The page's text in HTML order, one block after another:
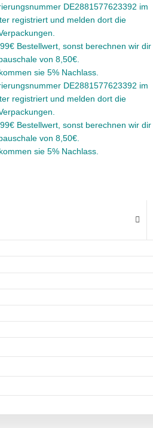
DE2881577623392 im
registriert und melden dort die
Bestellwert, sonst berechnen wir dir
von 8,50€.
sie 5% Nachlass.
DE2881577623392 im
registriert und melden dort die
Bestellwert, sonst berechnen wir dir
von 8,50€.
sie 5% Nachlass.